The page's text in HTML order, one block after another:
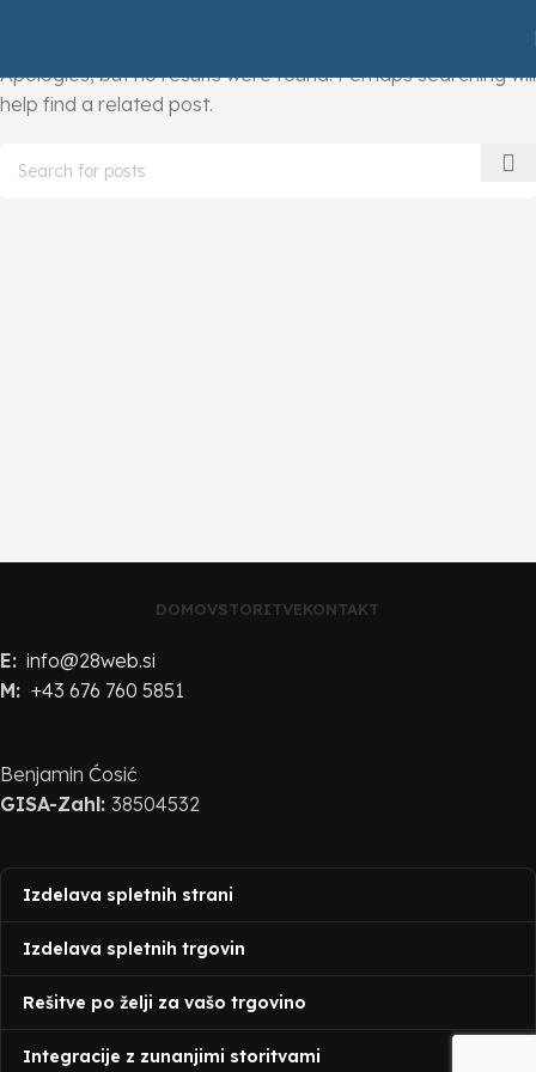
Apologies, but no results were found. Perhaps searching will
help find a related post.
DOMOVSTORITVEKONTAKT
E: info@28web.si
M: +43 676 760 5851
Benjamin Ćosić
GISA-Zahl: 38504532
Izdelava spletnih strani
Izdelava spletnih trgovin
Rešitve po želji za vašo trgovino
Integracije z zunanjimi storitvami